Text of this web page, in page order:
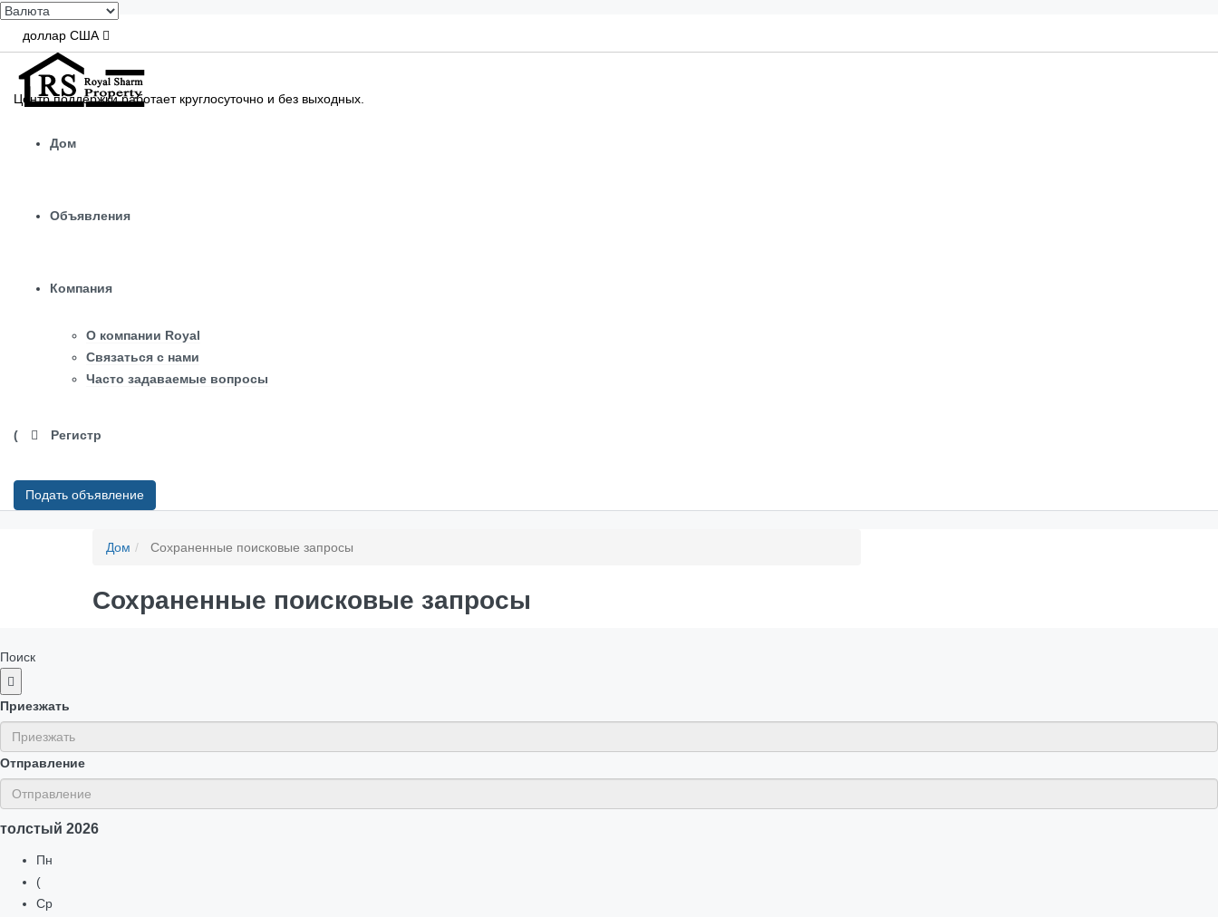
доллар США
Центр поддержки работает круглосуточно и без выходных.
Дом
Объявления
Компания
О компании Royal
Связаться с нами
Часто задаваемые вопросы
( Регистр
Подать объявление
Дом Сохраненные поисковые запросы
Сохраненные поисковые запросы
Поиск
Приезжать
Отправление
толстый 2026
Пн
(
Ср